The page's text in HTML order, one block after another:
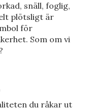
snäll, foglig,
plötsligt är
för
Som om vi
du råkar ut